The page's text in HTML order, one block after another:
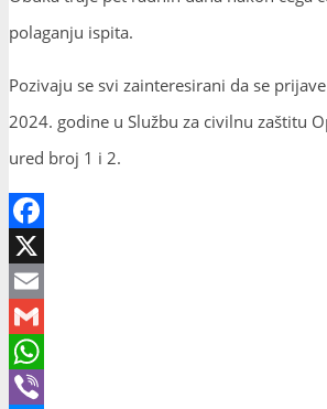
polaganju ispita.
Pozivaju se svi zainteresirani da se
2024. godine u Službu za civilnu zaštitu
ured broj 1 i 2.
Facebook
X
Email
Gmail
WhatsApp